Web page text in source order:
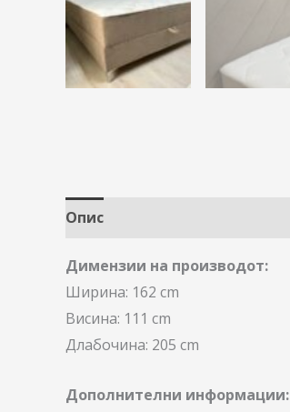
Опис
Димензии на производот:
Ширина: 162 cm
Висина: 111 cm
Длабочина: 205 cm
Дополнителни информации: